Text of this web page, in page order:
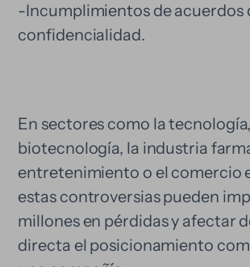
-Incumplimientos de acuerdos
confidencialidad.
En sectores como la
biotecnología, la industria
entretenimiento o el comercio
estas controversias pueden
millones en pérdidas y afectar
directa el posicionamiento